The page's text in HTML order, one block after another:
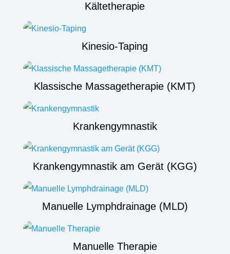
Kältetherapie
Kinesio-Taping
Klassische Massagetherapie (KMT)
Krankengymnastik
Krankengymnastik am Gerät (KGG)
Manuelle Lymphdrainage (MLD)
Manuelle Therapie